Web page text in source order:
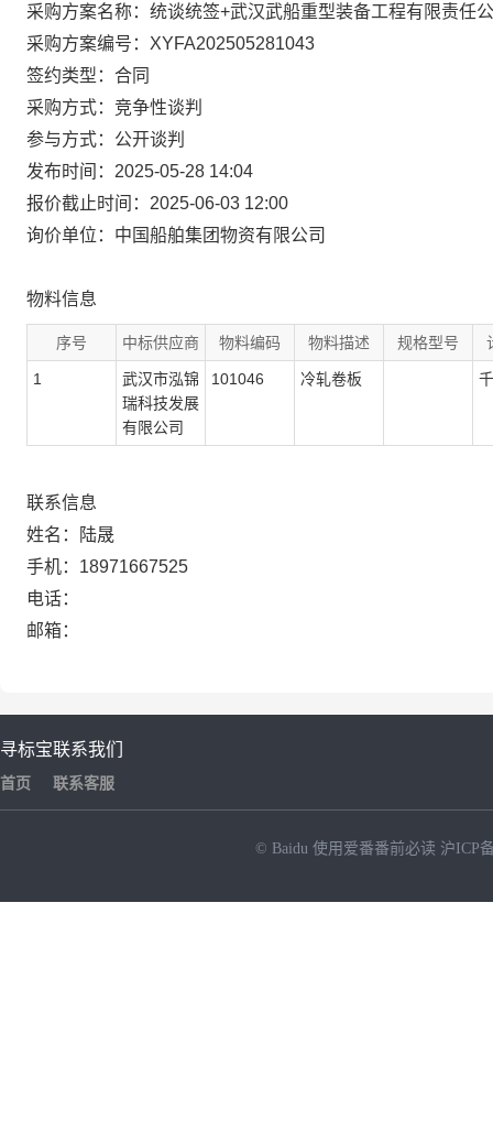
采购方案名称：统谈统签+武汉武船重型装备工程有限责任
采购方案编号：XYFA202505281043
签约类型：合同
采购方式：竞争性谈判
参与方式：公开谈判
发布时间：2025-05-28 14:04
报价截止时间：2025-06-03 12:00
询价单位：中国船舶集团物资有限公司
物料信息
序号 中标供应商 物料编码 物料描述 规格型号
1
武汉市泓锦
瑞科技发展
有限公司
101046 冷轧卷板
联系信息
姓名：陆晟
手机：18971667525
电话：
邮箱：
寻标宝
首页
联系我们
联系客服
© Baidu 使用爱番番前必读 沪ICP